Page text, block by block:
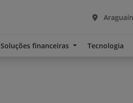
Soluções financeiras Tecnologia